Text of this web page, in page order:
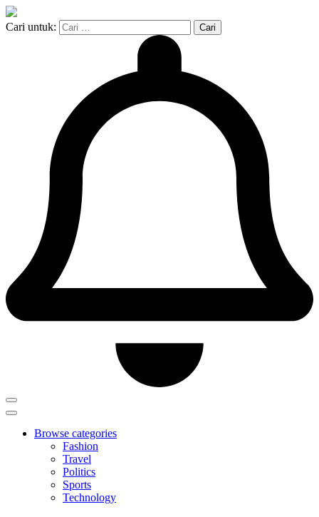
Cari untuk:
Browse categories
Fashion
Travel
Politics
Sports
Technology